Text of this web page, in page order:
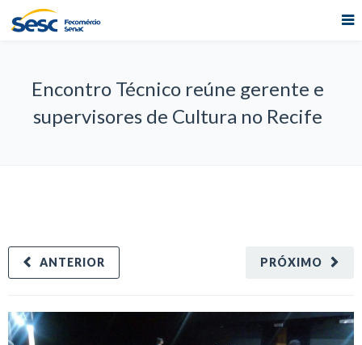
Encontro Técnico reúne gerente e
supervisores de Cultura no Recife
PRÓXIMO
ANTERIOR